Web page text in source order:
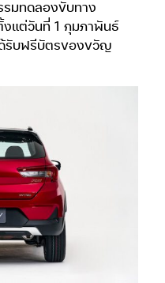
รมทดลองขับทาง
งแต่วันที่ 1 กุมภาพันธ์
ด้รับฟรีบัตรของขวัญ